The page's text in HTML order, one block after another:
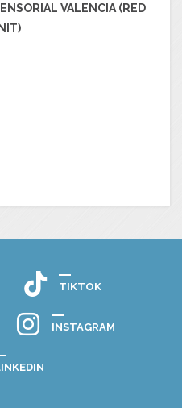
VALENCIA (RED
TIKTOK
INSTAGRAM